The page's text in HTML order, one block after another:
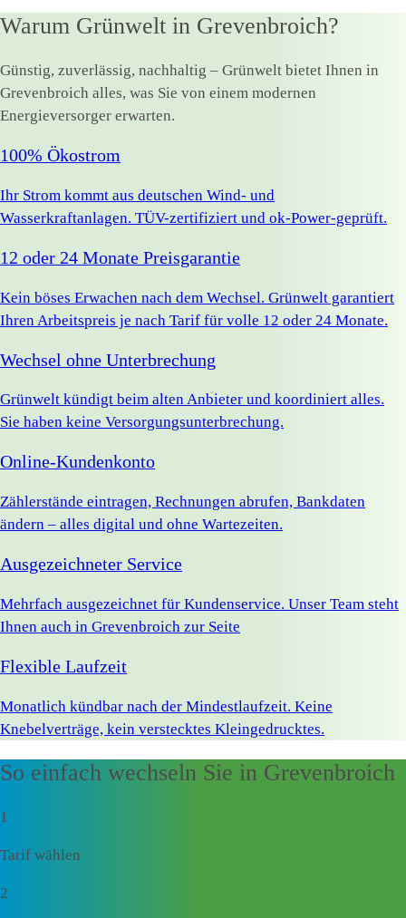
Warum Grünwelt in Grevenbroich?
Günstig, zuverlässig, nachhaltig – Grünwelt bietet Ihnen in
Grevenbroich alles, was Sie von einem modernen
Energieversorger erwarten.
100% Ökostrom
Ihr Strom kommt aus deutschen Wind- und
Wasserkraftanlagen. TÜV-zertifiziert und ok-Power-geprüft.
12 oder 24 Monate Preisgarantie
Kein böses Erwachen nach dem Wechsel. Grünwelt garantiert
Ihren Arbeitspreis je nach Tarif für volle 12 oder 24 Monate.
Wechsel ohne Unterbrechung
Grünwelt kündigt beim alten Anbieter und koordiniert alles.
Sie haben keine Versorgungsunterbrechung.
Online-Kundenkonto
Zählerstände eintragen, Rechnungen abrufen, Bankdaten
ändern – alles digital und ohne Wartezeiten.
Ausgezeichneter Service
Mehrfach ausgezeichnet für Kundenservice. Unser Team steht
Ihnen auch in Grevenbroich zur Seite
Flexible Laufzeit
Monatlich kündbar nach der Mindestlaufzeit. Keine
Knebelverträge, kein verstecktes Kleingedrucktes.
So einfach wechseln Sie in Grevenbroich
1
Tarif wählen
2